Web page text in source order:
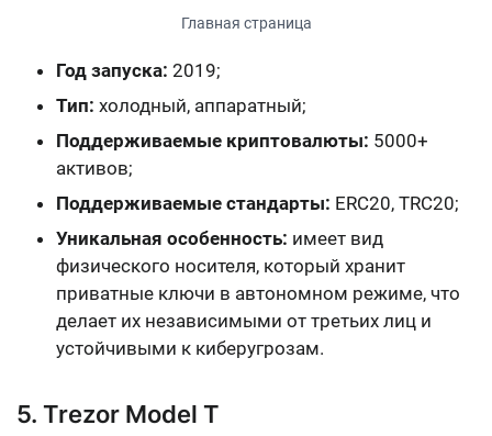
Главная страница
Год запуска: 2019;
Тип: холодный, аппаратный;
Поддерживаемые криптовалюты: 5000+
активов;
Поддерживаемые стандарты: ERC20, TRC20;
Уникальная особенность: имеет вид
физического носителя, который хранит
приватные ключи в автономном режиме, что
делает их независимыми от третьих лиц и
устойчивыми к киберугрозам.
5. Trezor Model T